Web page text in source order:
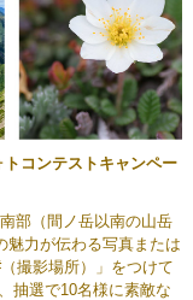
コンテストキャンペー
部（間ノ岳以南の山岳
魅力が伝わる写真または
撮影場所）」をつけて
抽選で10名様に素敵な